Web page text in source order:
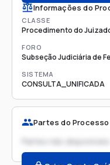
Informações do
CLASSE
Procedimento do
FORO
Subseção Judiciária de
SISTEMA
CONSULTA_UNIFICADA
Partes do Processo
Partes não disponíveis